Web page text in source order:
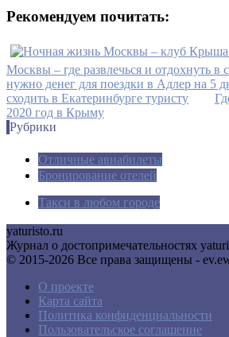
Рекомендуем почитать:
Москвы – где развлечься и отдохнуть в
нужно денег для поездки в Адлер на 5
сходить в Екатеринбурге туристу
2020 год в Крыму
Рубрики
Отличные авиабилеты
Бронирование отелей
Такси в любом городе
yaturisto.ru
Журнал о достопримечательностях
© 2015-2026 Все права защищены -
О проекте
Карта сайта
Политика конфиденциальности
Пользовательское соглашение